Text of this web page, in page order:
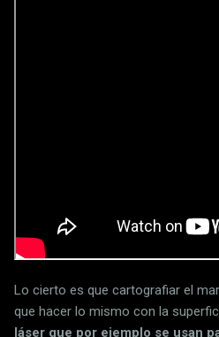
Lo cierto es que cartografiar el
que hacer lo mismo con la
láser que por ejemplo se usan